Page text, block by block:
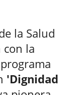
la Salud
con la
'Dignidad